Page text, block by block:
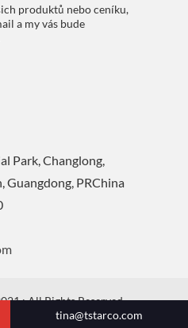
produktů nebo ceníku,
a my vás bude
Park, Changlong,
Guangdong, PRChina
: All Rights Reserved.
tina@tstarco.com